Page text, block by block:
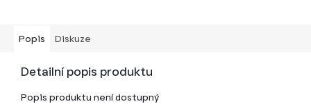
Popis Diskuze
Detailní popis produktu
Popis produktu není dostupný